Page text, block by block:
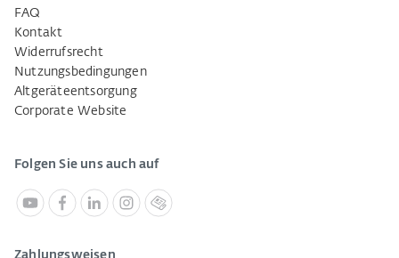
FAQ
Kontakt
Widerrufsrecht
Nutzungsbedingungen
Altgeräteentsorgung
Corporate Website
Folgen Sie uns auch auf
Zahlungsweisen